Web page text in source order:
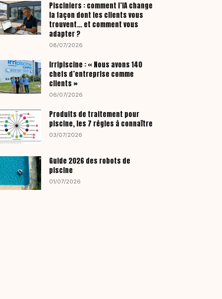
Pisciniers : comment l’IA change
la façon dont les clients vous
trouvent… et comment vous
adapter ?
08/07/2026
Irripiscine : « Nous avons 140
chefs d’entreprise comme
clients »
06/07/2026
Produits de traitement pour
piscine, les 7 règles à connaître
03/07/2026
Guide 2026 des robots de
piscine
01/07/2026